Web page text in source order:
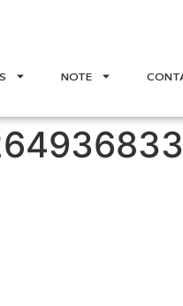
NOTE